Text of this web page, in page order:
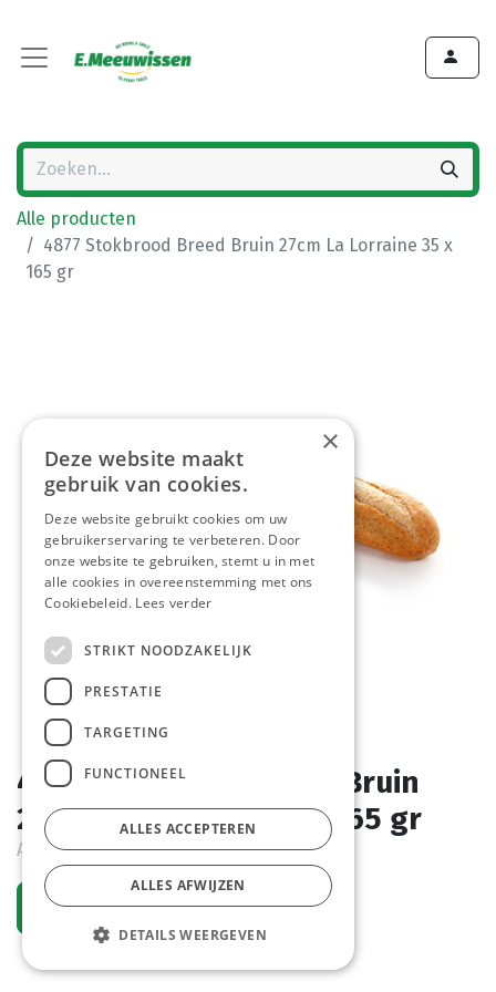
Alle producten
4877 Stokbrood Breed Bruin 27cm La Lorraine 35 x
165 gr
4877 Stokbrood Breed Bruin
27cm La Lorraine 35 x 165 gr
Actief
Vraag een account aan
×
Deze website maakt
gebruik van cookies.
Deze website gebruikt cookies om uw
gebruikerservaring te verbeteren. Door
onze website te gebruiken, stemt u in met
alle cookies in overeenstemming met ons
Cookiebeleid. Lees verder
STRIKT NOODZAKELIJK
PRESTATIE
TARGETING
FUNCTIONEEL
ALLES ACCEPTEREN
ALLES AFWIJZEN
DETAILS WEERGEVEN